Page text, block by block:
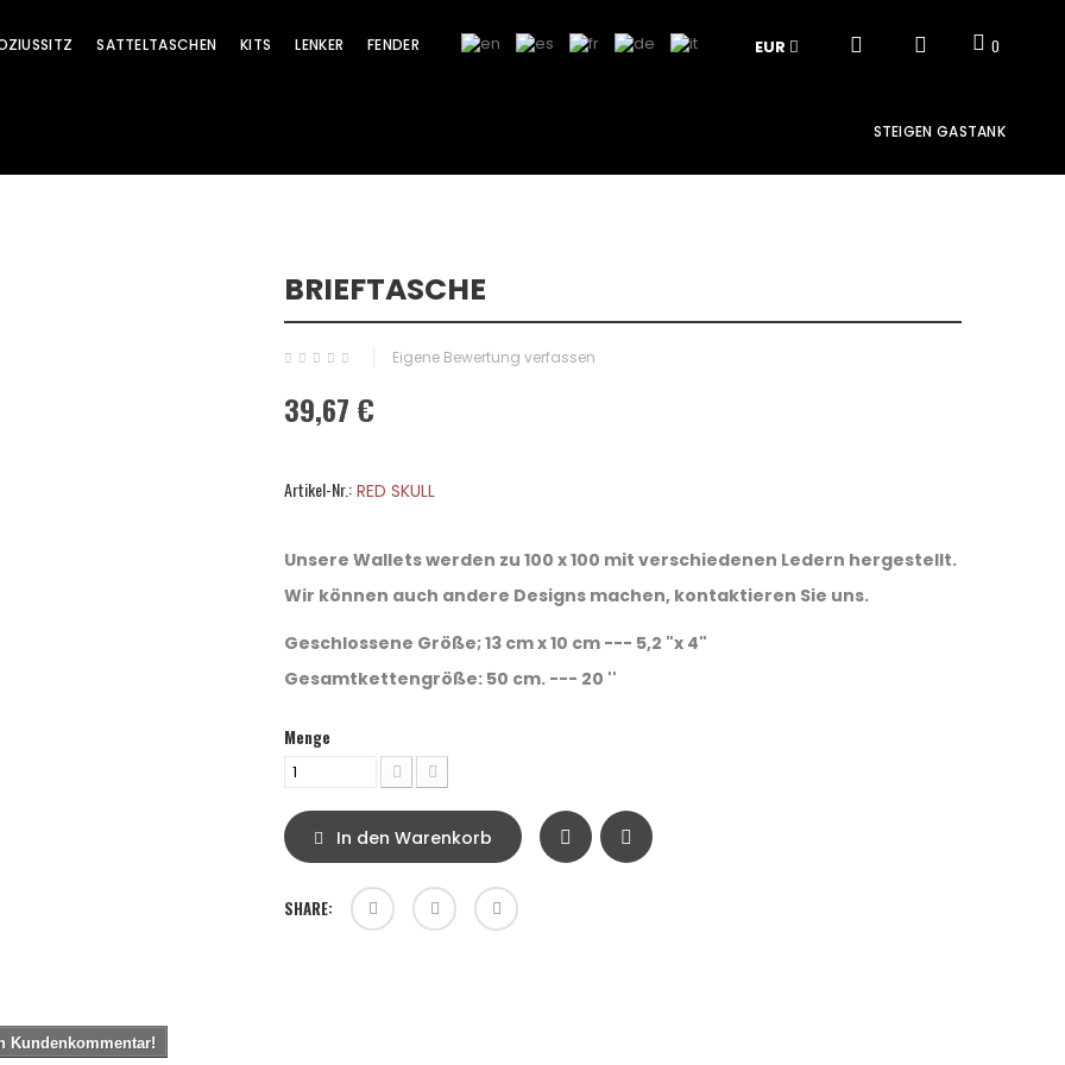
EUR 0
SATTELTASCHEN KITS LENKER FENDER
STEIGEN GASTANK
BRIEFTASCHE
Eigene Bewertung verfassen
39,67 €
Artikel-Nr.: RED SKULL
Unsere Wallets werden zu 100 x 100 mit verschiedenen Ledern hergestellt.
Wir können auch andere Designs machen, kontaktieren Sie uns.
Geschlossene Größe; 13 cm x 10 cm --- 5,2 "x 4"
Gesamtkettengröße: 50 cm. --- 20 ''
Menge
In den Warenkorb
SHARE:
Kundenkommentar!